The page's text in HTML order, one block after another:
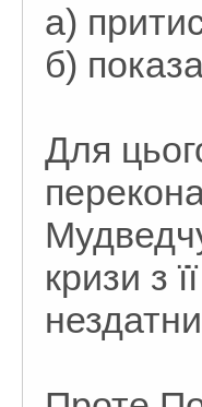
а)
б)
Для
кризи з